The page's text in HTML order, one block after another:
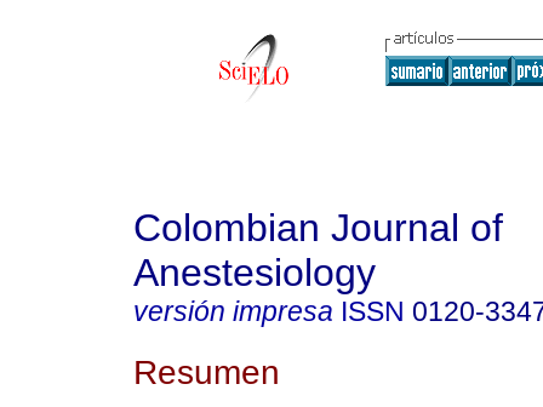
Colombian Journal of
Anestesiology
versión impresa ISSN 0120-
Resumen